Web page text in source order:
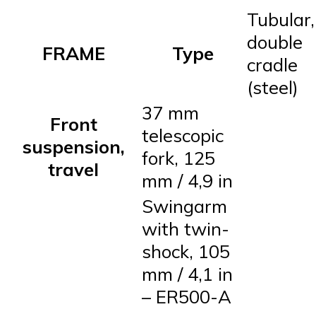
FRAME Type
Tubular,
double
cradle
(steel)
Front
suspension,
travel
37 mm
telescopic
fork, 125
mm / 4,9 in
Swingarm
with twin-
shock, 105
mm / 4,1 in
– ER500-A